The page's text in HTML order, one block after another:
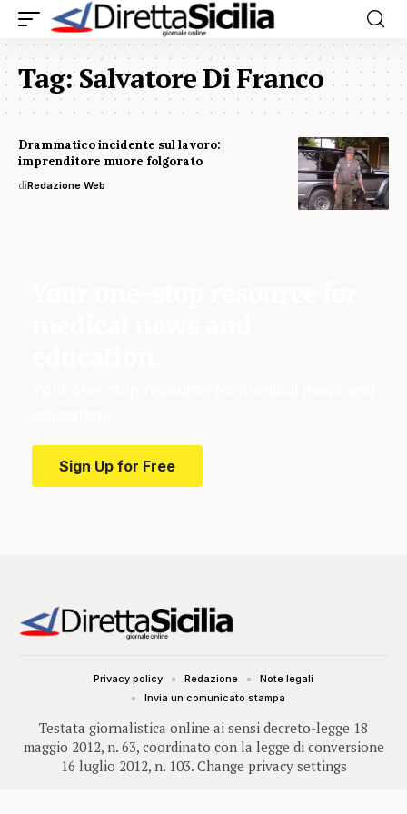
Tag:Salvatore Di Franco
Drammatico incidente sul lavoro:
imprenditore muore folgorato
diRedazione Web
Sign Up for Free
Testata giornalistica online ai sensi decreto-legge 18
maggio 2012, n. 63, coordinato con la legge di conversione
16 luglio 2012, n. 103. Change privacy settings
Privacy policy Redazione
Note legali
Invia un comunicato stampa